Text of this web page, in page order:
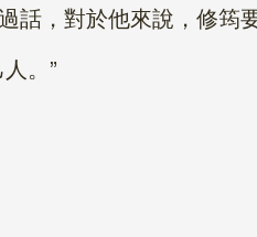
，對於他來說，修筠
。”